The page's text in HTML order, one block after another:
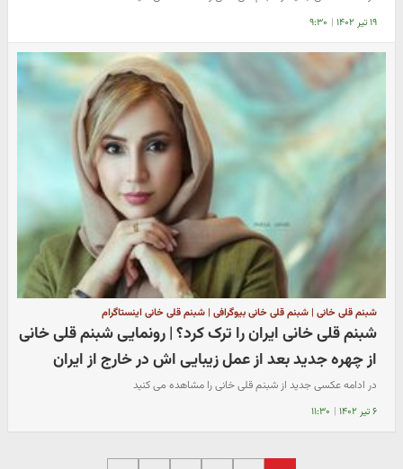
۱۹ تیر ۱۴۰۲ | ۹:۳۰
شبنم قلی خانی | شبنم قلی خانی بیوگرافی | شبنم قلی خانی اینستاگرام
شبنم قلی خانی ایران را ترک کرد؟ | رونمایی شبنم قلی خانی
از چهره جدید بعد از عمل زیبایی اش در خارج از ایران
در ادامه عکسی جدید از شبنم قلی خانی را مشاهده می کنید
۶ تیر ۱۴۰۲ | ۱۱:۳۰